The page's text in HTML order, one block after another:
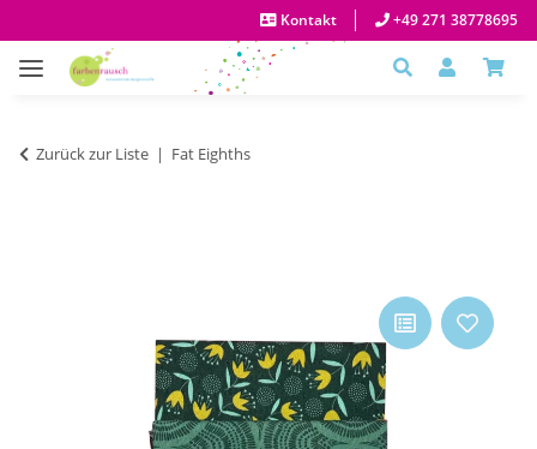
Kontakt +49 271 38778695
Zurück zur Liste Fat Eighths